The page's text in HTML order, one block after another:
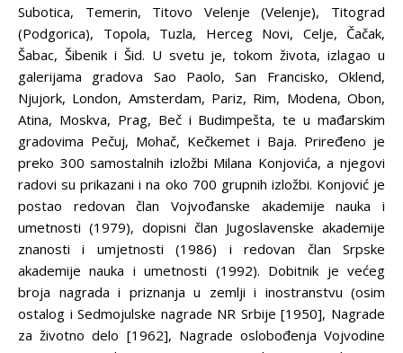
Subotica, Temerin, Titovo Velenje (Velenje), Titograd
(Podgorica), Topola, Tuzla, Herceg Novi, Celje, Čačak,
Šabac, Šibenik i Šid. U svetu je, tokom života, izlagao u
galerijama gradova Sao Paolo, San Francisko, Oklend,
Njujork, London, Amsterdam, Pariz, Rim, Modena, Obon,
Atina, Moskva, Prag, Beč i Budimpešta, te u mađarskim
gradovima Pečuj, Mohač, Kečkemet i Baja. Priređeno je
preko 300 samostalnih izložbi Milana Konjovića, a njegovi
radovi su prikazani i na oko 700 grupnih izložbi. Konjović je
postao redovan član Vojvođanske akademije nauka i
umetnosti (1979), dopisni član Jugoslavenske akademije
znanosti i umjetnosti (1986) i redovan član Srpske
akademije nauka i umetnosti (1992). Dobitnik je većeg
broja nagrada i priznanja u zemlji i inostranstvu (osim
ostalog i Sedmojulske nagrade NR Srbije [1950], Nagrade
za životno delo [1962], Nagrade oslobođenja Vojvodine